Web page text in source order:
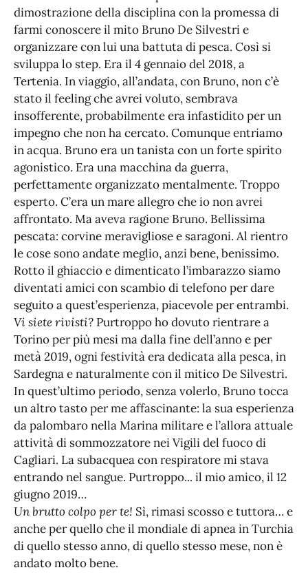
dimostrazione della disciplina con la promessa di
farmi conoscere il mito Bruno De Silvestri e
organizzare con lui una battuta di pesca. Così si
sviluppa lo step. Era il 4 gennaio del 2018, a
Tertenia. In viaggio, all’andata, con Bruno, non c’è
stato il feeling che avrei voluto, sembrava
insofferente, probabilmente era infastidito per un
impegno che non ha cercato. Comunque entriamo
in acqua. Bruno era un tanista con un forte spirito
agonistico. Era una macchina da guerra,
perfettamente organizzato mentalmente. Troppo
esperto. C’era un mare allegro che io non avrei
affrontato. Ma aveva ragione Bruno. Bellissima
pescata: corvine meravigliose e saragoni. Al rientro
le cose sono andate meglio, anzi bene, benissimo.
Rotto il ghiaccio e dimenticato l’imbarazzo siamo
diventati amici con scambio di telefono per dare
seguito a quest’esperienza, piacevole per entrambi.
Vi siete rivisti? Purtroppo ho dovuto rientrare a
Torino per più mesi ma dalla fine dell’anno e per
metà 2019, ogni festività era dedicata alla pesca, in
Sardegna e naturalmente con il mitico De Silvestri.
In quest’ultimo periodo, senza volerlo, Bruno tocca
un altro tasto per me affascinante: la sua esperienza
da palombaro nella Marina militare e l’allora attuale
attività di sommozzatore nei Vigili del fuoco di
Cagliari. La subacquea con respiratore mi stava
entrando nel sangue. Purtroppo... il mio amico, il 12
giugno 2019…
Un brutto colpo per te! Sì, rimasi scosso e tuttora… e
anche per quello che il mondiale di apnea in Turchia
di quello stesso anno, di quello stesso mese, non è
andato molto bene.